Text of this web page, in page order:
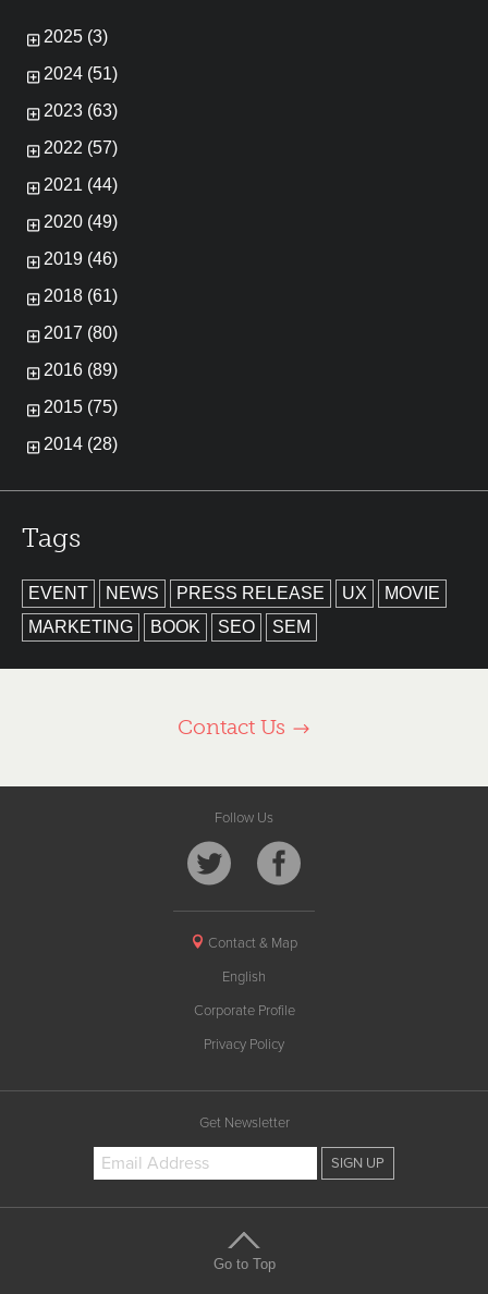
2025 (3)
2024 (51)
2023 (63)
2022 (57)
2021 (44)
2020 (49)
2019 (46)
2018 (61)
2017 (80)
2016 (89)
2015 (75)
2014 (28)
Tags
EVENT NEWS PRESS RELEASE UX
MOVIE
MARKETING
BOOK SEO SEM
Contact Us
Follow Us
Contact & Map
English
Corporate Profile
Privacy Policy
Get Newsletter
Go to Top